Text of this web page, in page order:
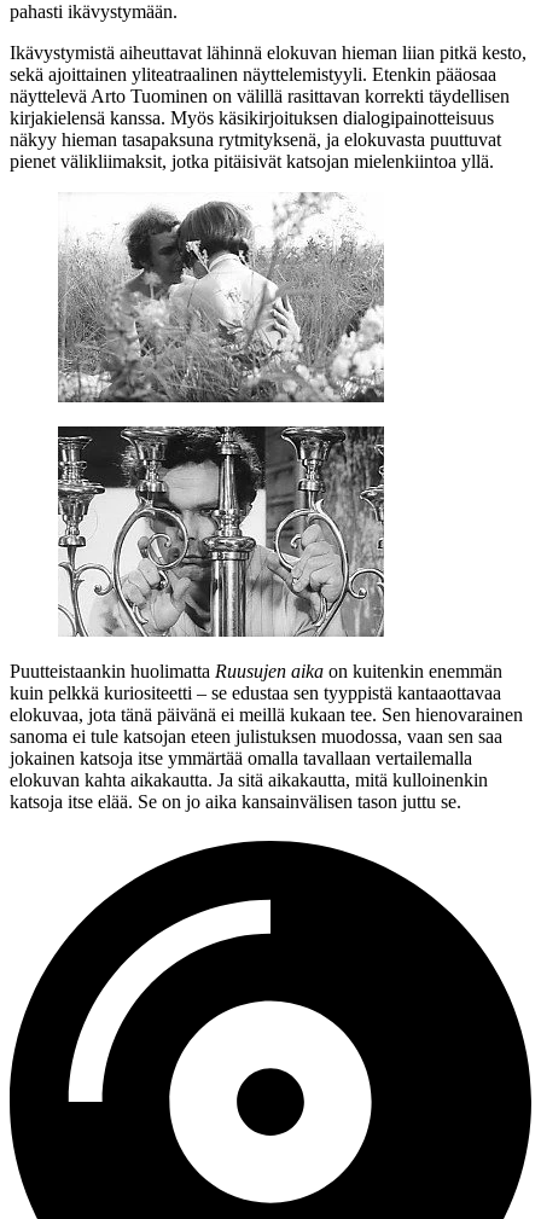
pahasti ikävystymään.
Ikävystymistä aiheuttavat lähinnä elokuvan hieman liian pitkä kesto,
sekä ajoittainen yliteatraalinen näyttelemistyyli. Etenkin pääosaa
näyttelevä Arto Tuominen on välillä rasittavan korrekti täydellisen
kirjakielensä kanssa. Myös käsikirjoituksen dialogipainotteisuus
näkyy hieman tasapaksuna rytmityksenä, ja elokuvasta puuttuvat
pienet välikliimaksit, jotka pitäisivät katsojan mielenkiintoa yllä.
Puutteistaankin huolimatta Ruusujen aika on kuitenkin enemmän
kuin pelkkä kuriositeetti – se edustaa sen tyyppistä kantaaottavaa
elokuvaa, jota tänä päivänä ei meillä kukaan tee. Sen hienovarainen
sanoma ei tule katsojan eteen julistuksen muodossa, vaan sen saa
jokainen katsoja itse ymmärtää omalla tavallaan vertailemalla
elokuvan kahta aikakautta. Ja sitä aikakautta, mitä kulloinenkin
katsoja itse elää. Se on jo aika kansainvälisen tason juttu se.